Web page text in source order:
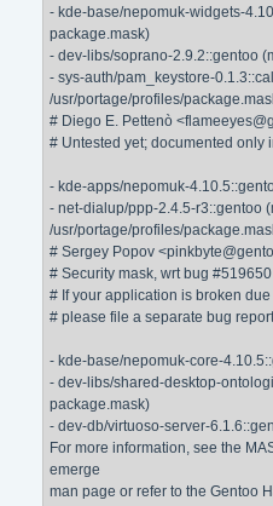
- kde-base/nepomuk-widgets-
package.mask)
- dev-libs/soprano-2.9.2::gentoo
- sys-auth/pam_keystore-
/usr/portage/profiles/
# Diego E. Pettenò
# Untested yet; documented only
- kde-apps/nepomuk-
- net-dialup/ppp-2.4.5-r3::gentoo
/usr/portage/profiles/
# Sergey Popov
# Security mask, wrt bug #519650
# If your application is broken
# please file a separate bug report
- kde-base/nepomuk-core-
- dev-libs/shared-desktop-
package.mask)
- dev-db/virtuoso-server-
For more information, see the
emerge
man page or refer to the Gentoo